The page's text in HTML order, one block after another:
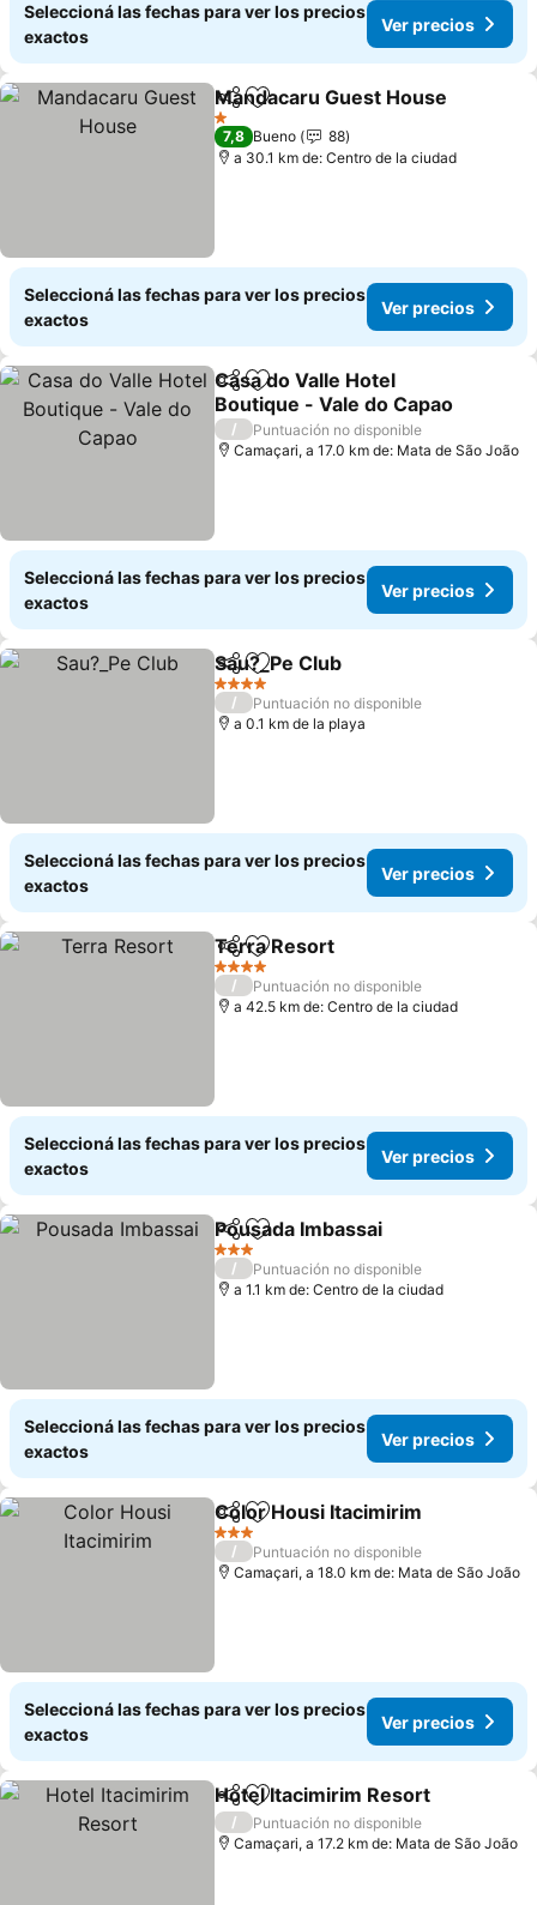
Seleccioná las fechas para ver los precios
exactos
Ver precios
CompartirAñadir a favoritos
Mandacaru Guest House
1 Estrellas
7,8 Bueno
88
a 30.1 km de: Centro de la ciudad
Seleccioná las fechas para ver los precios
exactos
Ver precios
CompartirAñadir a favoritos
Casa do Valle Hotel
Boutique - Vale do Capao
Ver precios
/
Puntuación no disponible
Camaçari, a 17.0 km de: Mata de São João
Seleccioná las fechas para ver los precios
exactos
Ver precios
CompartirAñadir a favoritos
Sau?_Pe Club
4 Estrellas
/
Puntuación no disponible
a 0.1 km de la playa
Seleccioná las fechas para ver los precios
exactos
Ver precios
Compartir
Añadir a favoritos
Terra Resort
4 Estrellas
/
Puntuación no disponible
a 42.5 km de: Centro de la ciudad
Seleccioná las fechas para ver los precios
exactos
Ver precios
CompartirAñadir a favoritos
Pousada Imbassai
3 Estrellas
/
Puntuación no disponible
a 1.1 km de: Centro de la ciudad
Seleccioná las fechas para ver los precios
exactos
Ver precios
CompartirAñadir a favoritos
Color Housi Itacimirim
3 Estrellas
/
Puntuación no disponible
Camaçari, a 18.0 km de: Mata de São João
Seleccioná las fechas para ver los precios
exactos
Ver precios
CompartirAñadir a favoritos
Hotel Itacimirim Resort
/
Puntuación no disponible
Camaçari, a 17.2 km de: Mata de São João